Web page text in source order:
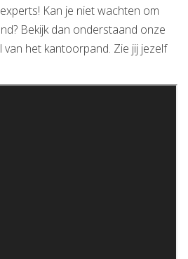
Kan je niet wachten om
Bekijk dan onderstaand onze
van het kantoorpand. Zie jij jezelf